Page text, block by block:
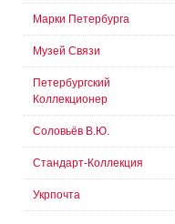
Марки Петербурга
Музей Связи
Петербургский
Коллекционер
Соловьёв В.Ю.
Стандарт-Коллекция
Укрпочта